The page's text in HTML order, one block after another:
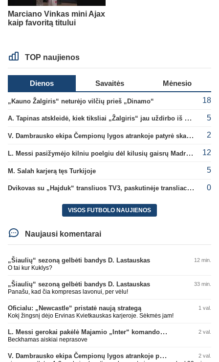
Marciano Vinkas mini Ajax
kaip favoritą titului
TOP naujienos
Dienos Savaitės Mėnesio
„Kauno Žalgiris“ neturėjo vilčių prieš „Dinamo“ 18
A. Tapinas atskleidė, kiek tiksliai „Žalgiris“ jau uždirbo iš UEFA premijų 5
V. Dambrausko ekipa Čempionų lygos atrankoje patyrė skaudžią nesėkmę 2
L. Messi pasižymėjo kilniu poelgiu dėl kilusių gaisrų Madride 12
M. Salah karjerą tęs Turkijoje 5
Dvikovas su „Hajduk“ transliuos TV3, paskutinėje transliacijoje – nauji rekordai 0
VISOS FUTBOLO NAUJIENOS
Naujausi komentarai
„Šiaulių“ sezoną gelbėti bandys D. Lastauskas 12 min.
O tai kur Kuklys?
„Šiaulių“ sezoną gelbėti bandys D. Lastauskas 33 min.
Panašu, kad čia kompresas lavonui, per vėlu!
Oficialu: „Newcastle“ pristatė naują strategą 1 val.
Kokį žingsnį dėjo Ervinas Kvietkauskas karjeroje. Sėkmės jam!
L. Messi gerokai pakėlė Majamio „Inter“ komandos vertę 2 val.
Beckhamas aiskiai neprasove
V. Dambrausko ekipa Čempionų lygos atrankoje patyrė skaudžią nesėkmę 2 val.